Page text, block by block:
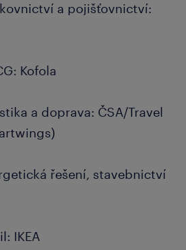
a pojišťovnictví:
Kofola
a doprava: ČSA/Travel
řešení, stavebnictví
IKEA